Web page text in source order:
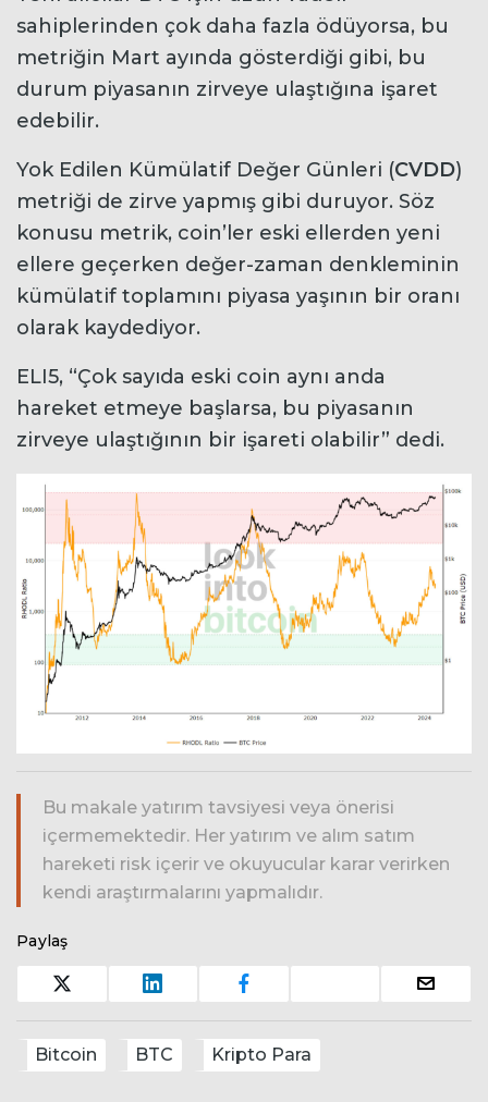
sahiplerinden çok daha fazla ödüyorsa, bu
metriğin Mart ayında gösterdiği gibi, bu
durum piyasanın zirveye ulaştığına işaret
edebilir.
Yok Edilen Kümülatif Değer Günleri (CVDD)
metriği de zirve yapmış gibi duruyor. Söz
konusu metrik, coin’ler eski ellerden yeni
ellere geçerken değer-zaman denkleminin
kümülatif toplamını piyasa yaşının bir oranı
olarak kaydediyor.
ELI5, “Çok sayıda eski coin aynı anda
hareket etmeye başlarsa, bu piyasanın
zirveye ulaştığının bir işareti olabilir” dedi.
Bu makale yatırım tavsiyesi veya önerisi
içermemektedir. Her yatırım ve alım satım
hareketi risk içerir ve okuyucular karar verirken
kendi araştırmalarını yapmalıdır.
Paylaş
Bitcoin BTC Kripto Para